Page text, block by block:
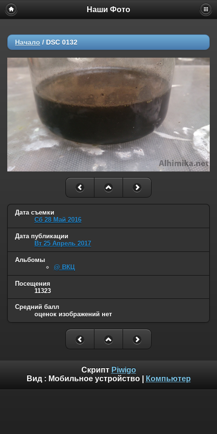
Наши Фото
Начало / DSC 0132
Дата съемки
Сб 28 Май 2016
Дата публикации
Вт 25 Апрель 2017
Альбомы
@ ВКЦ
Посещения
11323
Средний балл
оценок изображений нет
Скрипт Piwigo
Вид : Мобильное устройство| Компьютер